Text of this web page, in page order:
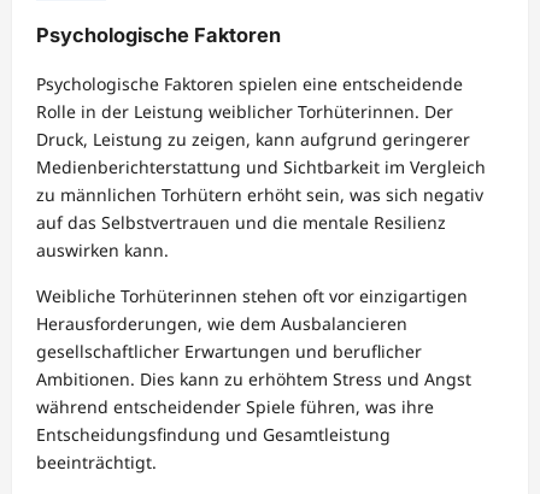
Psychologische Faktoren
Psychologische Faktoren spielen eine entscheidende
Rolle in der Leistung weiblicher Torhüterinnen. Der
Druck, Leistung zu zeigen, kann aufgrund geringerer
Medienberichterstattung und Sichtbarkeit im Vergleich
zu männlichen Torhütern erhöht sein, was sich negativ
auf das Selbstvertrauen und die mentale Resilienz
auswirken kann.
Weibliche Torhüterinnen stehen oft vor einzigartigen
Herausforderungen, wie dem Ausbalancieren
gesellschaftlicher Erwartungen und beruflicher
Ambitionen. Dies kann zu erhöhtem Stress und Angst
während entscheidender Spiele führen, was ihre
Entscheidungsfindung und Gesamtleistung
beeinträchtigt.